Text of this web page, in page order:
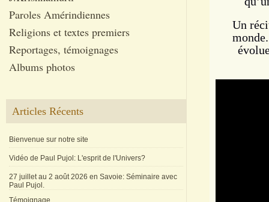
Paroles Amérindiennes
Religions et textes premiers
Reportages, témoignages
Albums photos
Articles Récents
Bienvenue sur notre site
Vidéo de Paul Pujol: L'esprit de l'Univers?
27 juillet au 2 août 2026 en Savoie: Séminaire avec
Paul Pujol.
Témoignage
Un